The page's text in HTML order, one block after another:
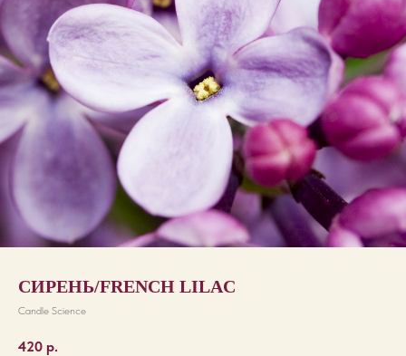
СИРЕНЬ/FRENCH LILAC
Candle Science
420 р.